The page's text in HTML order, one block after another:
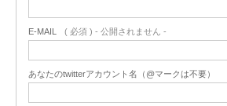
E-MAIL ( 必須 ) - 公開されません -
あなたのtwitterアカウント名（@マークは不要）